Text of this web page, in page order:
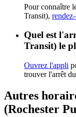
Pour connaître
Transit),
Quel est
Transit) le
Ouvrez l'appli
trouver l'arrêt
Autres
(Rochester